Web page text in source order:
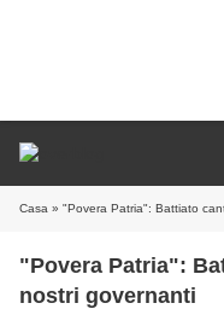
Casa » "Povera Patria": Battiato
"Povera Patria":
nostri governanti